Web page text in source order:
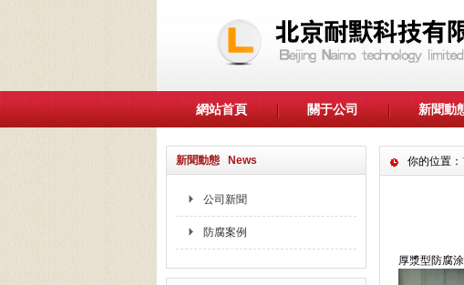
網站首頁 關于公司 新聞動
新聞動態 News
公司新聞
防腐案例
你的位置：
厚漿型防腐